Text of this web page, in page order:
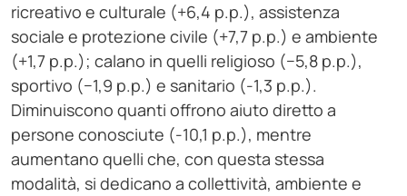
ricreativo e culturale (+6,4 p.p.), assistenza
sociale e protezione civile (+7,7 p.p.) e ambiente
(+1,7 p.p.); calano in quelli religioso (−5,8 p.p.),
sportivo (−1,9 p.p.) e sanitario (-1,3 p.p.).
Diminuiscono quanti offrono aiuto diretto a
persone conosciute (-10,1 p.p.), mentre
aumentano quelli che, con questa stessa
modalità, si dedicano a collettività, ambiente e